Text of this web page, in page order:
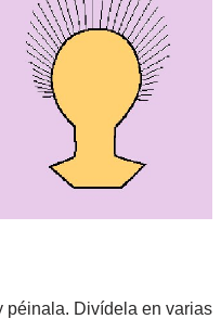
péinala. Divídela en varias